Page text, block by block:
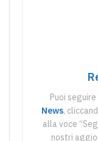
Puoi seguire
News,
alla voce
nostri